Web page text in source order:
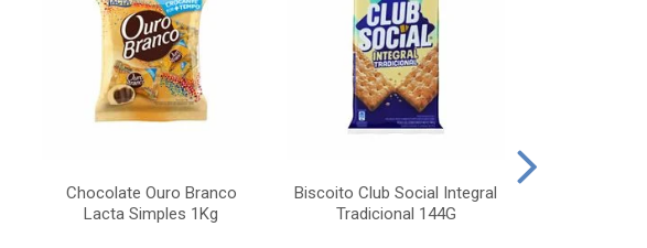
Chocolate Ouro Branco
Lacta Simples 1Kg
Biscoito Club Social Integral
Tradicional 144G